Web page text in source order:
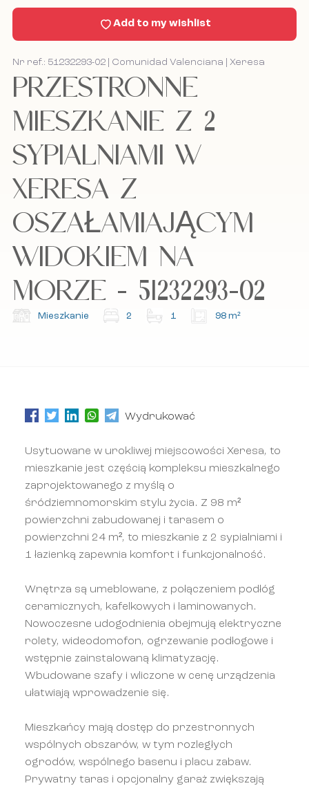
Kontakt
Bel mij terug
Akceptuję politykę cookies, politykę
Zapisz się do naszego newslettera.
Bel mij terug
Akceptuję politykę cookies, politykę
Zapisz się do naszego newslettera.
Nr ref.: 51232293-02 | Comunidad Valenciana | Xeresa
PRZESTRONNE
MIESZKANIE Z 2
SYPIALNIAMI W
XERESA Z
OSZAŁAMIAJĄCYM
WIDOKIEM NA
MORZE - 51232293-02
Mieszkanie 2 1 98 m²
Add to my wishlist
Wydrukować
Usytuowane w urokliwej miejscowości Xeresa, to
mieszkanie jest częścią kompleksu mieszkalnego
zaprojektowanego z myślą o
śródziemnomorskim stylu życia. Z 98 m²
powierzchni zabudowanej i tarasem o
powierzchni 24 m², to mieszkanie z 2 sypialniami i
1 łazienką zapewnia komfort i funkcjonalność.
Wnętrza są umeblowane, z połączeniem podłóg
ceramicznych, kafelkowych i laminowanych.
Nowoczesne udogodnienia obejmują elektryczne
rolety, wideodomofon, ogrzewanie podłogowe i
wstępnie zainstalowaną klimatyzację.
Wbudowane szafy i wliczone w cenę urządzenia
ułatwiają wprowadzenie się.
Mieszkańcy mają dostęp do przestronnych
wspólnych obszarów, w tym rozległych
ogrodów, wspólnego basenu i placu zabaw.
Prywatny taras i opcjonalny garaż zwiększają